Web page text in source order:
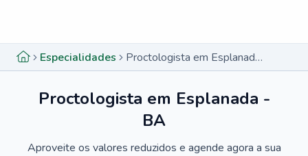
Especialidades Proctologista em Esplanada - BA
Proctologista em Esplanada -
BA
Aproveite os valores reduzidos e agende agora a sua